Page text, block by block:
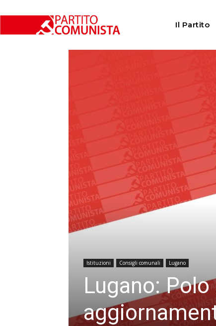
Il Partito
Istituzioni Consigli comunali Lugano
Lugano: